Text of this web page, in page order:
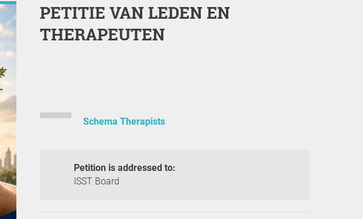
PETITIE VAN LEDEN EN
THERAPEUTEN
Schema Therapists
Petition is addressed to:
ISST Board